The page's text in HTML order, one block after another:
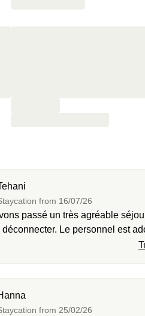
from 16/07/26
passé un très agréable
déconnecter. Le personnel est
charmant. Nous y retournerons
from 25/02/26